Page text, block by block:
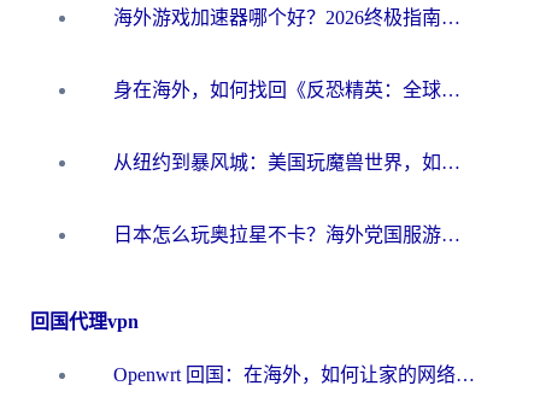
海外游戏加速器哪个好？2026终极指南帮你畅玩国服+解决卡顿难题
身在海外，如何找回《反恐精英：全球攻势》国服的丝滑手感？一份给你的终极指南
从纽约到暴风城：美国玩魔兽世界，如何找到你的最佳网络航线
日本怎么玩奥拉星不卡？海外党国服游戏加速器选择全攻略
回国代理vpn
Openwrt 回国：在海外，如何让家的网络触手可及